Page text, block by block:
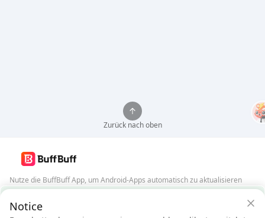
Notice
Zurück nach oben
Nutze die BuffBuff App, um Android-Apps automatisch zu aktualisieren